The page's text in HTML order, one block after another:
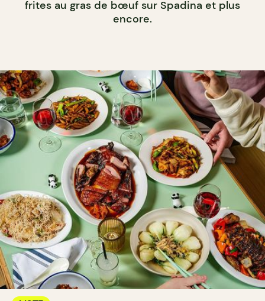
frites au gras de bœuf sur Spadina et plus
encore.